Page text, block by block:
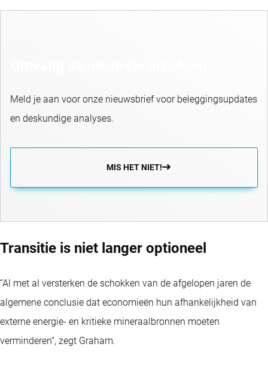
Meld je aan voor onze nieuwsbrief voor beleggingsupdates
en deskundige analyses.
MIS HET NIET!
Transitie is niet langer optioneel
“Al met al versterken de schokken van de afgelopen jaren de
algemene conclusie dat economieën hun afhankelijkheid van
externe energie- en kritieke mineraalbronnen moeten
verminderen”, zegt Graham.